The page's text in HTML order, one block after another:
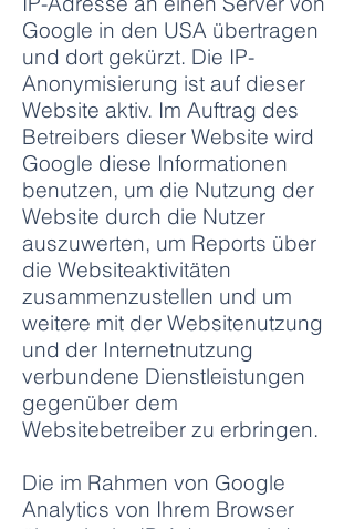
Google in den USA übertragen
und dort gekürzt. Die IP-
Anonymisierung ist auf dieser
Website aktiv. Im Auftrag des
Betreibers dieser Website wird
Google diese Informationen
benutzen, um die Nutzung der
Website durch die Nutzer
auszuwerten, um Reports über
die Websiteaktivitäten
zusammenzustellen und um
weitere mit der Websitenutzung
und der Internetnutzung
verbundene Dienstleistungen
gegenüber dem
Websitebetreiber zu erbringen.
Die im Rahmen von Google
Analytics von Ihrem Browser